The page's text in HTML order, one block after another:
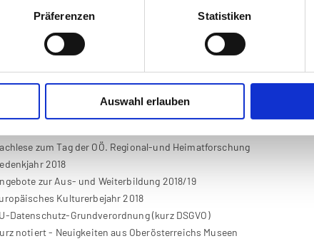
Präferenzen Statistiken
Auswahl erlauben
& Veranstaltungen im Herbst 2018
Beitrag zum Gedenkjahr 2018
zum Tag der OÖ. Regional-und Heimatforschung
2018
zur Aus- und Weiterbildung 2018/19
Kulturerbejahr 2018
Datenschutz-Grundverordnung (kurz DSGVO)
notiert - Neuigkeiten aus Oberösterreichs Museen